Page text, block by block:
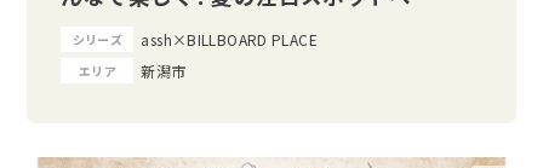
シリーズ assh×BILLBOARD PLACE
エリア 新潟市